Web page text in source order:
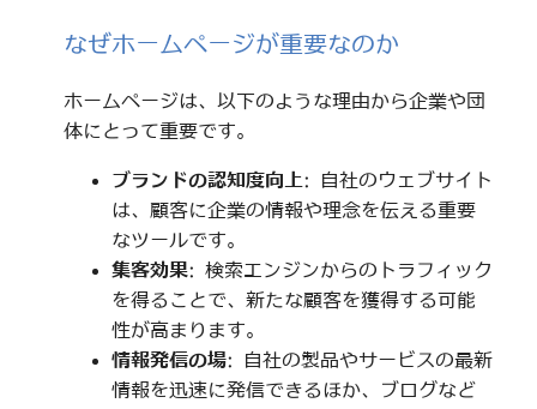
なぜホームページが重要なのか
ホームページは、以下のような理由から企業や団
体にとって重要です。
ブランドの認知度向上: 自社のウェブサイト
は、顧客に企業の情報や理念を伝える重要
なツールです。
集客効果: 検索エンジンからのトラフィック
を得ることで、新たな顧客を獲得する可能
性が高まります。
情報発信の場: 自社の製品やサービスの最新
情報を迅速に発信できるほか、ブログなど